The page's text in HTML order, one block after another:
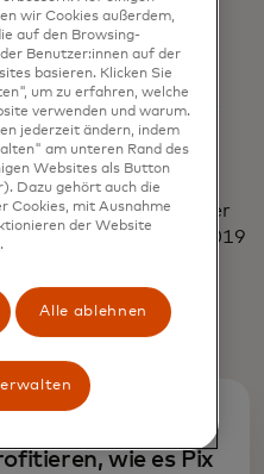
für AISwird in einer
aus dem
nicht von Open
in Brasilien kann. Die
Grund für die bisher
aber sie verheißt
wird in einer neuen
Konten bei einer
haben in den vier
CoDi im Oktober 2019
CoDi getätigt, so die
in Mexiko nicht
wie es Pix
wir Cookies außerdem,
auf den Browsing-
Benutzer:innen auf der
basieren. Klicken Sie
um zu erfahren, welche
verwenden und warum.
jederzeit ändern, indem
am unteren Rand des
Websites als Button
Dazu gehört auch die
Cookies, mit Ausnahme
der Website
Alle ablehnen